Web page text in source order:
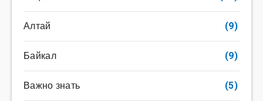
Алтай (9)
Байкал (9)
Важно знать (5)